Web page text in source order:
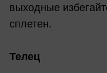
выходные
сплетен.
Телец